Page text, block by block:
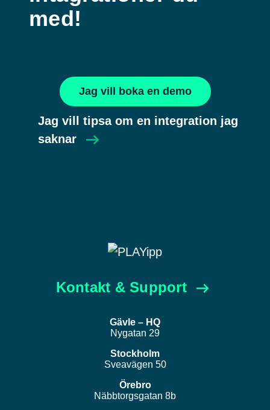
med!
Jag vill boka en demo
Jag vill tipsa om en integration jag
saknar
Kontakt & Support
Gävle – HQ
Nygatan 29
Stockholm
Sveavägen 50
Örebro
Näbbtorgsgatan 8b